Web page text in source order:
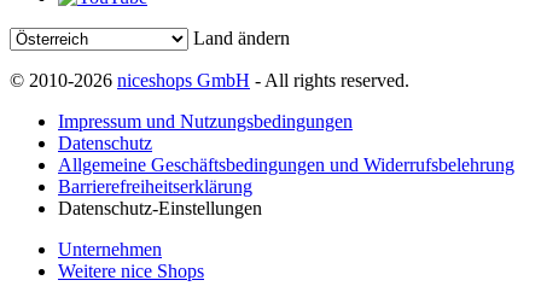
Land ändern
© 2010-2026 niceshops GmbH - All rights reserved.
Impressum und Nutzungsbedingungen
Datenschutz
Allgemeine Geschäftsbedingungen und Widerrufsbelehrung
Barrierefreiheitserklärung
Datenschutz-Einstellungen
Unternehmen
Weitere nice Shops